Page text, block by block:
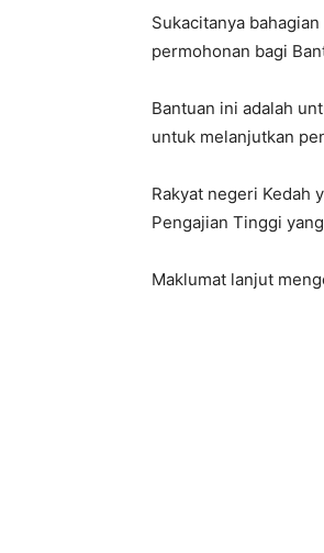
Sukacitanya
permohonan bagi
Bantuan ini adalah
untuk melanjutkan
Rakyat negeri Kedah
Pengajian Tinggi
Maklumat lanjut